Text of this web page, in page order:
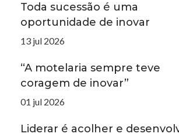
Toda sucessão é uma
oportunidade de inovar
13 jul 2026
“A motelaria sempre teve
coragem de inovar”
01 jul 2026
Liderar é acolher e